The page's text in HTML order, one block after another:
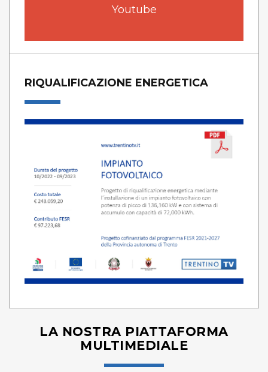
Youtube
RIQUALIFICAZIONE ENERGETICA
LA NOSTRA PIATTAFORMA
MULTIMEDIALE